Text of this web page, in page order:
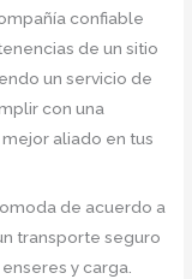
confiable
de un sitio
un servicio de
con una
aliado en tus
de acuerdo a
transporte seguro
y carga.